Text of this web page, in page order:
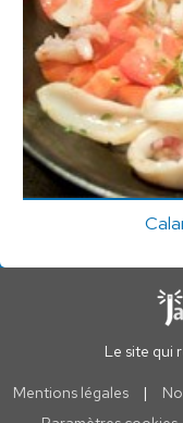
Le site qui
Mentions légales |